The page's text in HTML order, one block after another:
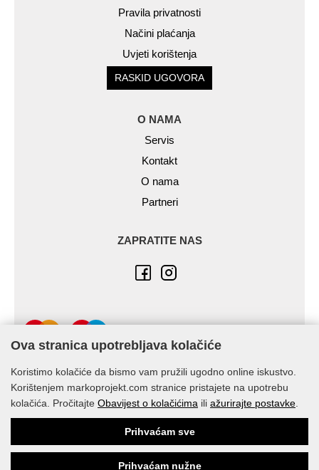
Pravila privatnosti
Načini plaćanja
Uvjeti korištenja
RASKID UGOVORA
O NAMA
Servis
Kontakt
O nama
Partneri
ZAPRATITE NAS
© Marko-Projekt 2026
Ova stranica upotrebljava kolačiće
Koristimo kolačiće da bismo vam pružili ugodno online iskustvo.
Korištenjem markoprojekt.com stranice pristajete na upotrebu
kolačića. Pročitajte Obavijest o kolačićima ili ažurirajte postavke
Prihvaćam sve
Prihvaćam nužne